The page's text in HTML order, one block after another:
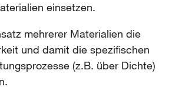
einsetzen.
mehrerer Materialien die
und damit die spezifischen
(z.B. über Dichte)